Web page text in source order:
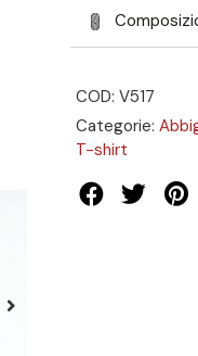
COD: V517
Categorie:
T-shirt